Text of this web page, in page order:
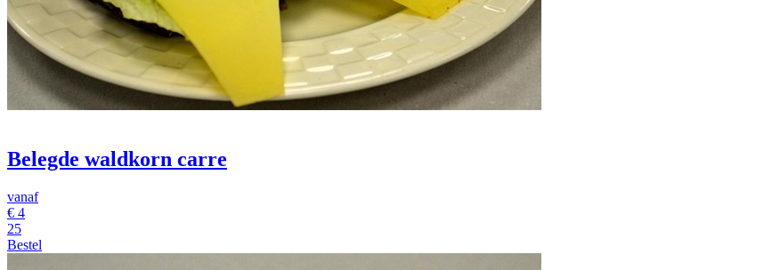
Belegde waldkorn carre
vanaf
€ 4
25
Bestel